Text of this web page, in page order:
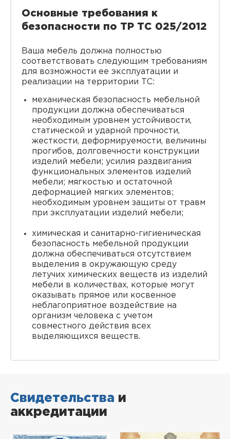
Основные требования к
безопасности по ТР ТС 025/2012
Ваша мебель должна полностью
соответствовать следующим требованиям
для возможности ее эксплуатации и
реализации на территории ТС:
механическая безопасность мебельной
продукции должна обеспечиваться
необходимым уровнем устойчивости,
статической и ударной прочности,
жесткости, деформируемости, величины
прогибов, долговечности конструкции
изделий мебели; усилия раздвигания
функциональных элементов изделий
мебели; мягкостью и остаточной
деформацией мягких элементов;
необходимым уровнем защиты от травм
при эксплуатации изделий мебели;
химическая и санитарно-гигиеническая
безопасность мебельной продукции
должна обеспечиваться отсутствием
выделения в окружающую среду
летучих химических веществ из изделий
мебели в количествах, которые могут
оказывать прямое или косвенное
неблагоприятное воздействие на
организм человека с учетом
совместного действия всех
выделяющихся веществ.
Свидетельства и
аккредитации